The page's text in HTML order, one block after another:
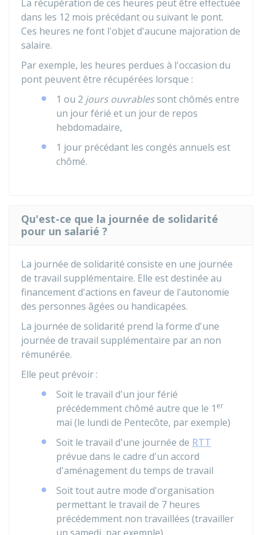
La récupération de ces heures peut être effectuée
dans les 12 mois précédant ou suivant le pont.
Ces heures ne font l'objet d'aucune majoration de
salaire.
Par exemple, les heures perdues à l'occasion du
pont peuvent être récupérées lorsque :
1 ou 2 jours ouvrablessont chômés entre
un jour férié et un jour de repos
hebdomadaire,
1 jour précédant les congés annuels est
chômé.
Qu'est-ce que la journée de solidarité
pour un salarié ?
La journée de solidarité consiste en une journée
de travail supplémentaire. Elle est destinée au
financement d'actions en faveur de l'autonomie
des personnes âgées ou handicapées.
La journée de solidarité prend la forme d'une
journée de travail supplémentaire par an non
rémunérée.
Elle peut prévoir :
Soit le travail d'un jour férié
précédemment chômé autre que le 1 er
mai (le lundi de Pentecôte, par exemple)
Soit le travail d'une journée de RTT
prévue dans le cadre d'un accord
d'aménagement du temps de travail
Soit tout autre mode d'organisation
permettant le travail de 7 heures
précédemment non travaillées (travailler